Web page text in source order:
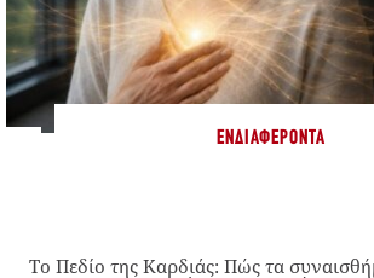
ΕΝΔΙΑΦΈΡΟΝΤΑ
Το Πεδίο της Καρδιάς: Πώς τα